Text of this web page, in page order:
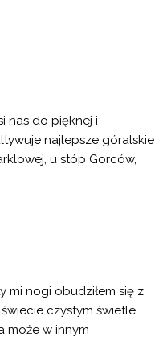
nas do pięknej i
najlepsze góralskie
u stóp Gorców,
mi nogi obudziłem się z
czystym świetle
może w innym